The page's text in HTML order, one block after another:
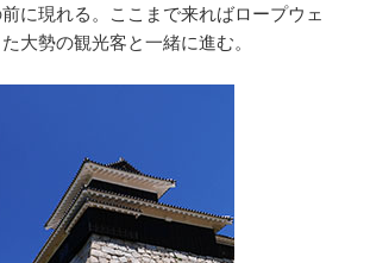
に現れる。ここまで来ればロープウェ
大勢の観光客と一緒に進む。